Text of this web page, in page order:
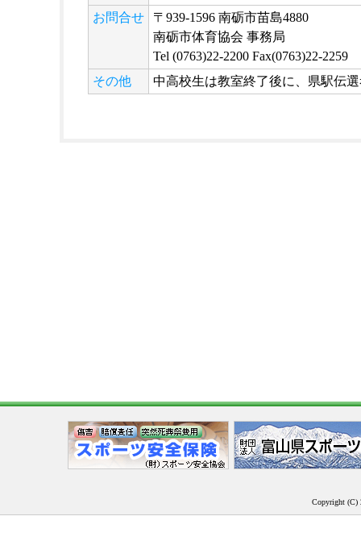
お問合せ
〒939-1596 南砺市苗島4880
南砺市体育協会 事務局
Tel (0763)22-2200 Fax(0763)22-2259
その他
中高校生は教室終了後に、県駅伝
Copyright (C)